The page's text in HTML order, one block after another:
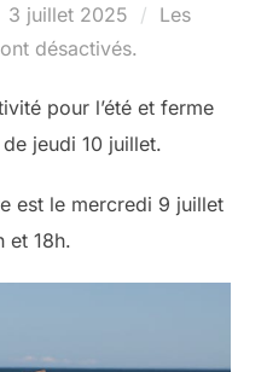
Publié
le
3 juillet 2025
Les
désactivés.
pour l’été et ferme
jeudi 10 juillet.
est le mercredi 9 juillet
et 18h.